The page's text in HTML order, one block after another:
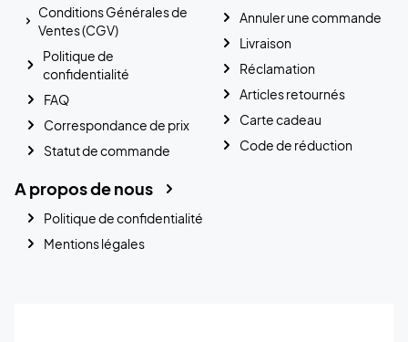
Conditions Générales de
Ventes (CGV)
Politique de
confidentialité
FAQ
Correspondance de prix
Statut de commande
Annuler une commande
Livraison
Réclamation
Articles retournés
Carte cadeau
Code de réduction
A propos de nous
Politique de confidentialité
Mentions légales